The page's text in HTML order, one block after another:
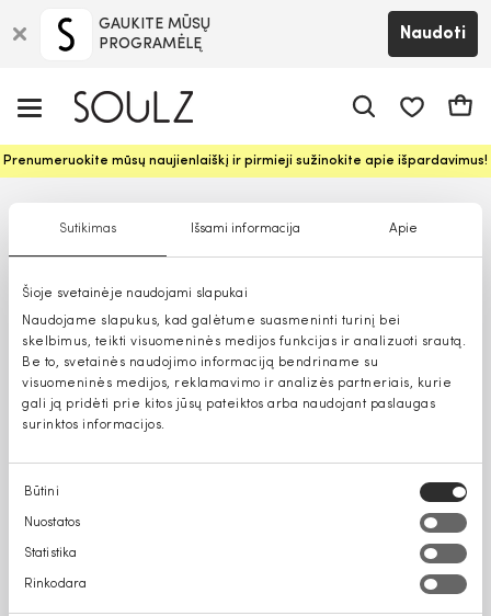
Sutikimas Išsami informacija Apie
Šioje svetainėje naudojami slapukai
Naudojame slapukus, kad galėtume suasmeninti turinį bei
skelbimus, teikti visuomeninės medijos funkcijas ir analizuoti srautą.
Be to, svetainės naudojimo informaciją bendriname su
visuomeninės medijos, reklamavimo ir analizės partneriais, kurie
gali ją pridėti prie kitos jūsų pateiktos arba naudojant paslaugas
surinktos informacijos.
Sutikimo
pasirinkimas
Būtini
Nuostatos
Statistika
Rinkodara
GAUKITE MŪSŲ
PROGRAMĖLĘ
Naudoti
Prenumeruokite mūsų naujienlaiškį ir pirmieji sužinokite apie išpardavimus!